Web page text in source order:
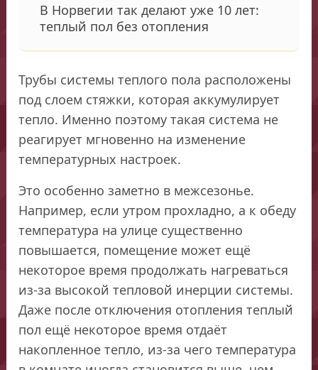
В Норвегии так делают уже 10 лет:
теплый пол без отопления
Трубы системы теплого пола расположены
под слоем стяжки, которая аккумулирует
тепло. Именно поэтому такая система не
реагирует мгновенно на изменение
температурных настроек.
Это особенно заметно в межсезонье.
Например, если утром прохладно, а к обеду
температура на улице существенно
повышается, помещение может ещё
некоторое время продолжать нагреваться
из-за высокой тепловой инерции системы.
Даже после отключения отопления теплый
пол ещё некоторое время отдаёт
накопленное тепло, из-за чего температура